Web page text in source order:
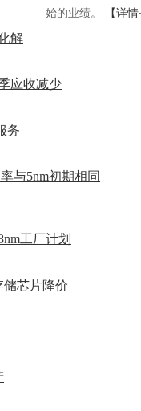
始的业绩。
【详
解
应收减少
务
率与5nm初期相同
工厂计划
储芯片降价